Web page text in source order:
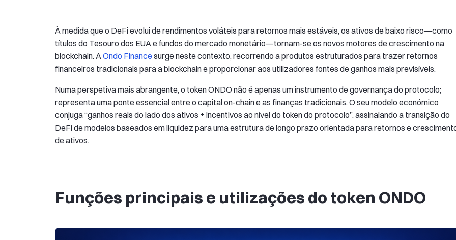
À medida que o DeFi evolui de rendimentos voláteis para retornos mais estáveis, os ativos de baixo risco—como
títulos do Tesouro dos EUA e fundos do mercado monetário—tornam-se os novos motores de crescimento na
blockchain. AOndo Financesurge neste contexto, recorrendo a produtos estruturados para trazer retornos
financeiros tradicionais para a blockchain e proporcionar aos utilizadores fontes de ganhos mais previsíveis.
Numa perspetiva mais abrangente, o token ONDO não é apenas um instrumento de governança do protocolo;
representa uma ponte essencial entre o capital on-chain e as finanças tradicionais. O seu modelo económico
conjuga “ganhos reais do lado dos ativos + incentivos ao nível do token do protocolo”, assinalando a transição do
DeFi de modelos baseados em liquidez para uma estrutura de longo prazo orientada para retornos e
de ativos.
Funções principais e utilizações do token ONDO